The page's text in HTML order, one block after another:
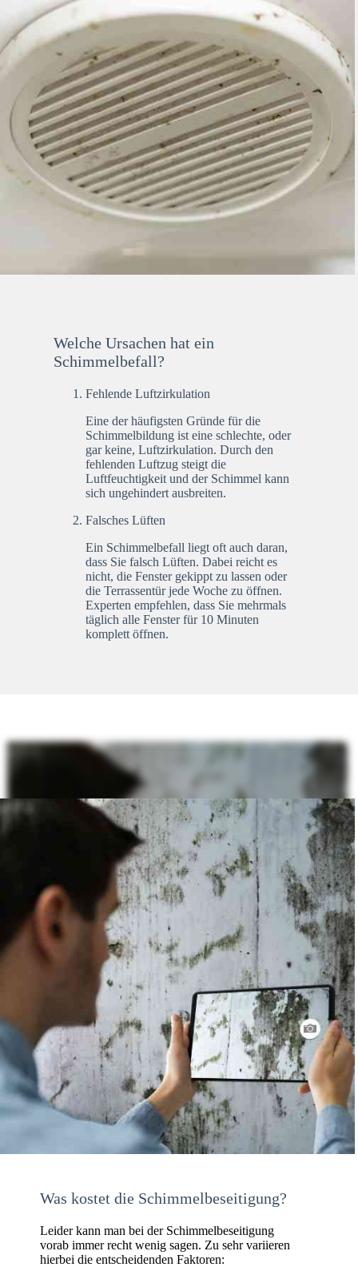
Welche Ursachen hat ein
Schimmelbefall?
Fehlende Luftzirkulation
Eine der häufigsten Gründe für die
Schimmelbildung ist eine schlechte, oder
gar keine, Luftzirkulation. Durch den
fehlenden Luftzug steigt die
Luftfeuchtigkeit und der Schimmel kann
sich ungehindert ausbreiten.
Falsches Lüften
Ein Schimmelbefall liegt oft auch daran,
dass Sie falsch Lüften. Dabei reicht es
nicht, die Fenster gekippt zu lassen oder
die Terrassentür jede Woche zu öffnen.
Experten empfehlen, dass Sie mehrmals
täglich alle Fenster für 10 Minuten
komplett öffnen.
Was kostet die Schimmelbeseitigung?
Leider kann man bei der Schimmelbeseitigung
vorab immer recht wenig sagen. Zu sehr variieren
hierbei die entscheidenden Faktoren: